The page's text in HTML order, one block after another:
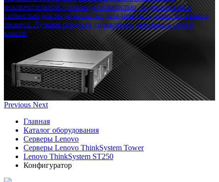
исключительной производительностью, надежностью и
гибкостью для модернизации дата-центра и развития вашего
бизнеса. Лучшие средства управления данными в своем
классе.
Previous Next
Главная
Каталог оборудования
Серверы Lenovo
Серверы Lenovo ThinkSystem Tower
Lenovo ThinkSystem ST250
Конфигуратор